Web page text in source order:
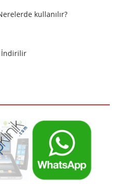
kullanılır?
İndirilir